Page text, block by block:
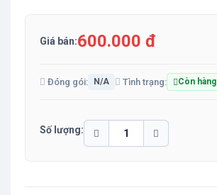
Giá bán:600.000 đ
Đóng gói: N/A Tình trạng: Còn hàng
Số lượng: